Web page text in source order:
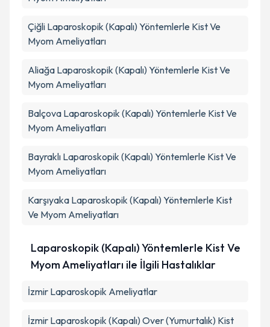
Takvim Talebini Gönder
Çiğli Laparoskopik (Kapalı) Yöntemlerle Kist Ve
Myom Ameliyatları
Aliağa Laparoskopik (Kapalı) Yöntemlerle Kist Ve
Myom Ameliyatları
Balçova Laparoskopik (Kapalı) Yöntemlerle Kist Ve
Myom Ameliyatları
Bayraklı Laparoskopik (Kapalı) Yöntemlerle Kist Ve
Myom Ameliyatları
Karşıyaka Laparoskopik (Kapalı) Yöntemlerle Kist
Ve Myom Ameliyatları
Laparoskopik (Kapalı) Yöntemlerle Kist Ve
Myom Ameliyatları ile İlgili Hastalıklar
İzmir Laparoskopik Ameliyatlar
İzmir Laparoskopik (Kapalı) Over (Yumurtalık) Kist